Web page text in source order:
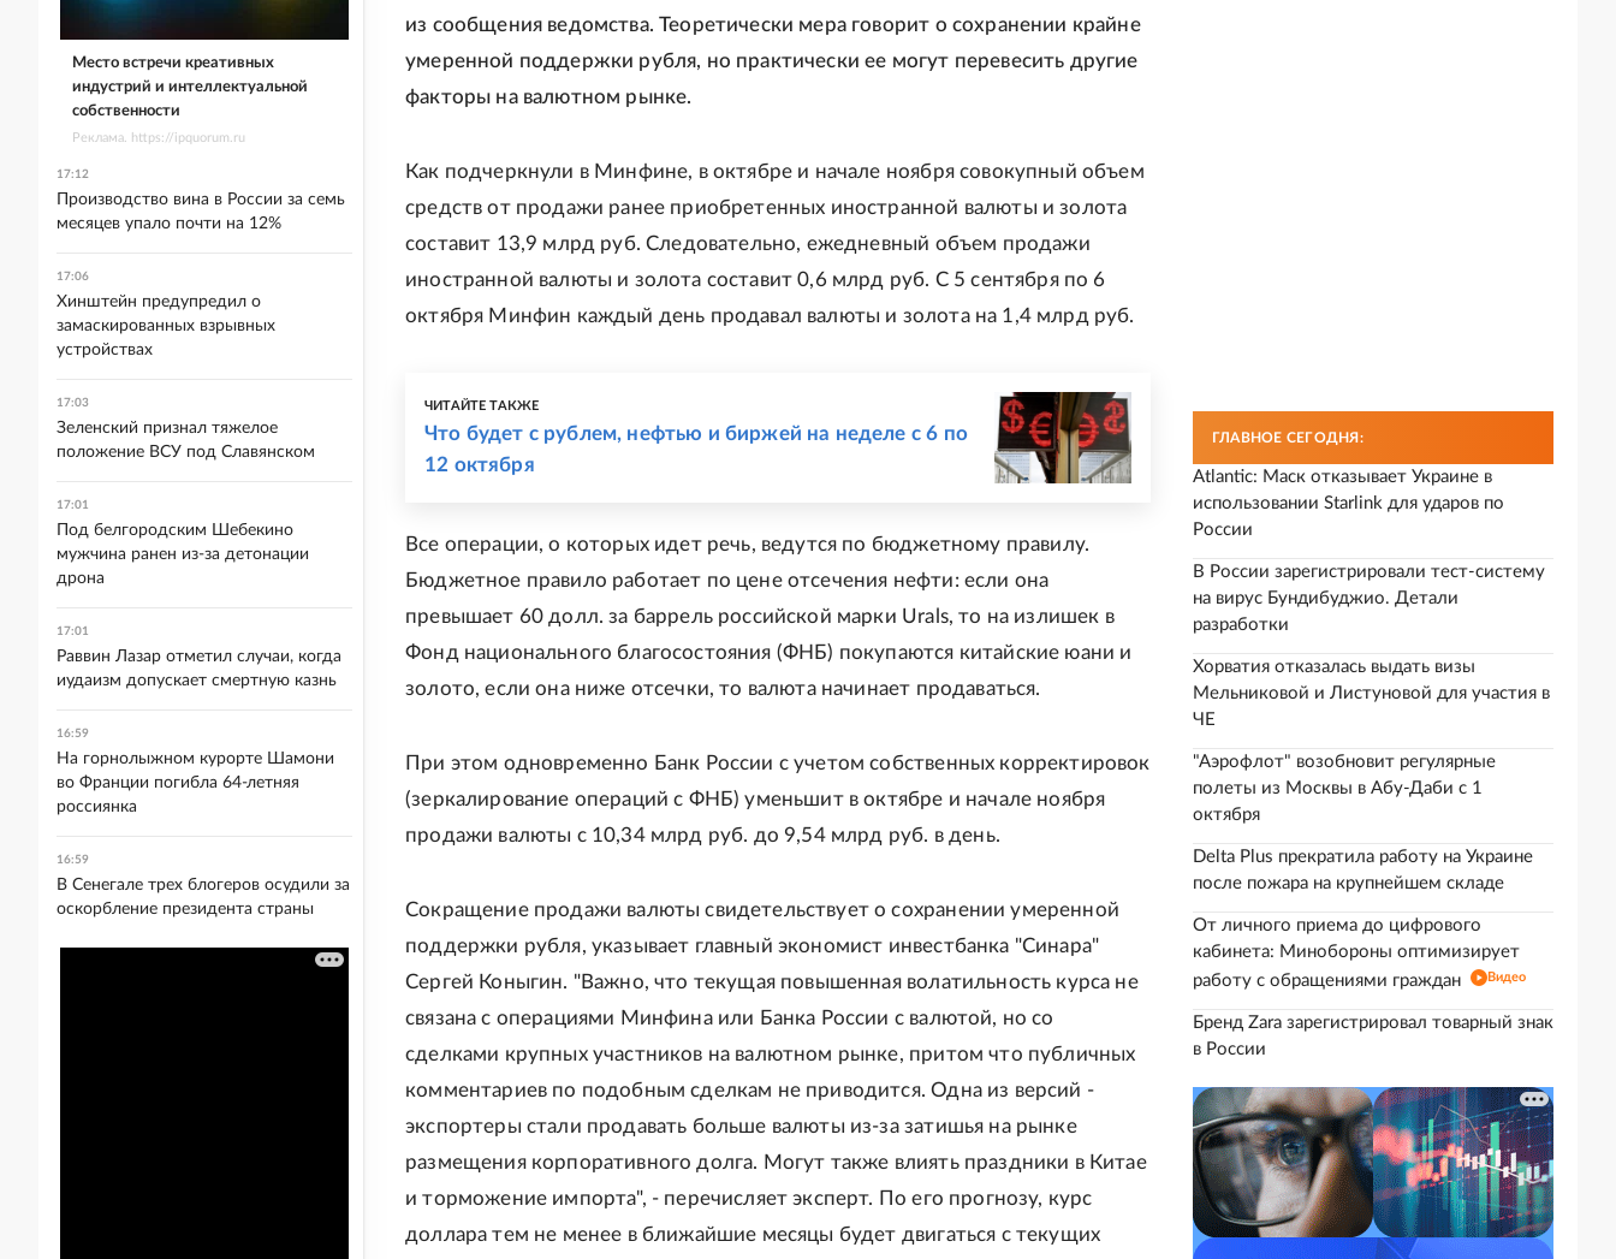
из сообщения ведомства. Теоретически мера говорит о сохранении крайне
умеренной поддержки рубля, но практически ее могут перевесить другие
факторы на валютном рынке.
Как подчеркнули в Минфине, в октябре и начале ноября совокупный объем
средств от продажи ранее приобретенных иностранной валюты и золота
составит 13,9 млрд руб. Следовательно, ежедневный объем продажи
иностранной валюты и золота составит 0,6 млрд руб. С 5 сентября по 6
октября Минфин каждый день продавал валюты и золота на 1,4 млрд руб.
ЧИТАЙТЕ ТАКЖЕ
Что будет с рублем, нефтью и биржей на неделе с 6 по
12 октября
Все операции, о которых идет речь, ведутся по бюджетному правилу.
Бюджетное правило работает по цене отсечения нефти: если она
превышает 60 долл. за баррель российской марки Urals, то на излишек в
Фонд национального благосостояния (ФНБ) покупаются китайские юани и
золото, если она ниже отсечки, то валюта начинает продаваться.
При этом одновременно Банк России с учетом собственных корректировок
(зеркалирование операций с ФНБ) уменьшит в октябре и начале ноября
продажи валюты с 10,34 млрд руб. до 9,54 млрд руб. в день.
Сокращение продажи валюты свидетельствует о сохранении умеренной
поддержки рубля, указывает главный экономист инвестбанка "Синара"
Сергей Коныгин. "Важно, что текущая повышенная волатильность курса не
связана с операциями Минфина или Банка России с валютой, но со
сделками крупных участников на валютном рынке, притом что публичных
комментариев по подобным сделкам не приводится. Одна из версий -
экспортеры стали продавать больше валюты из-за затишья на рынке
размещения корпоративного долга. Могут также влиять праздники в Китае
и торможение импорта", - перечисляет эксперт. По его прогнозу, курс
доллара тем не менее в ближайшие месяцы будет двигаться с текущих
ГЛАВНОЕ СЕГОДНЯ:
Atlantic: Маск отказывает Украине в
использовании Starlink для ударов по
России
В России зарегистрировали тест-систему
на вирус Бундибуджио. Детали
разработки
Хорватия отказалась выдать визы
Мельниковой и Листуновой для участия в
ЧЕ
"Аэрофлот" возобновит регулярные
полеты из Москвы в Абу-Даби с 1
октября
Delta Plus прекратила работу на Украине
после пожара на крупнейшем складе
От личного приема до цифрового
кабинета: Минобороны оптимизирует
работу с обращениями граждан
Видео
Бренд Zara зарегистрировал товарный знак
в России
Место встречи креативных
индустрий и интеллектуальной
собственности
Реклама. https://ipquorum.ru
17:12
Производство вина в России за семь
месяцев упало почти на 12%
17:06
Хинштейн предупредил о
замаскированных взрывных
устройствах
17:03
Зеленский признал тяжелое
положение ВСУ под Славянском
17:01
Под белгородским Шебекино
мужчина ранен из-за детонации
дрона
17:01
Раввин Лазар отметил случаи, когда
иудаизм допускает смертную казнь
16:59
На горнолыжном курорте Шамони
во Франции погибла 64-летняя
россиянка
16:59
В Сенегале трех блогеров осудили за
оскорбление президента страны